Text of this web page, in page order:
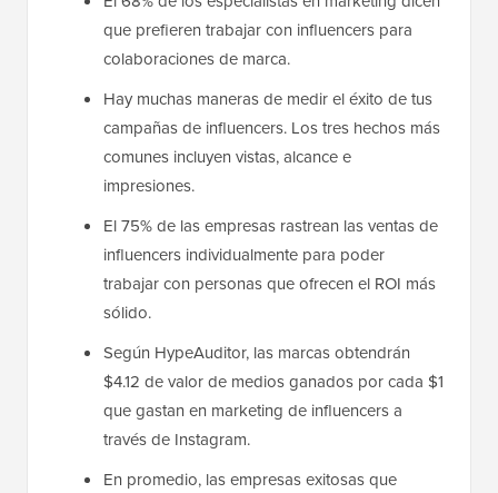
que prefieren trabajar con influencers para
colaboraciones de marca.
Hay muchas maneras de medir el éxito de tus
campañas de influencers. Los tres hechos más
comunes incluyen vistas, alcance e
impresiones.
El 75% de las empresas rastrean las ventas de
influencers individualmente para poder
trabajar con personas que ofrecen el ROI más
sólido.
Según HypeAuditor, las marcas obtendrán
$4.12 de valor de medios ganados por cada $1
que gastan en marketing de influencers a
través de Instagram.
En promedio, las empresas exitosas que